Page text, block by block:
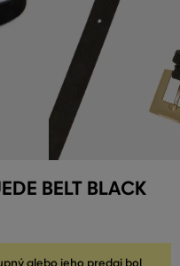
BELT BLACK
alebo jeho predaj bol